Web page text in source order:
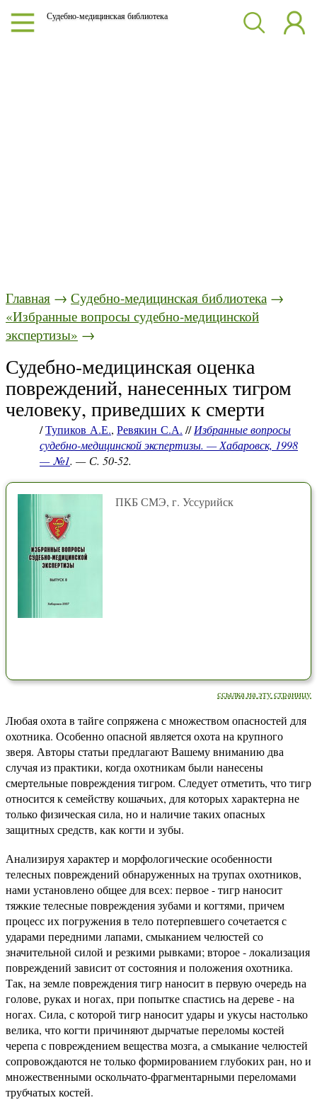
Судебно-медицинская библиотека
Главная → Судебно-медицинская библиотека →
«Избранные вопросы судебно-медицинской
экспертизы» →
Судебно-медицинская оценка
повреждений, нанесенных тигром
человеку, приведших к смерти
/Тупиков А.Е., Ревякин С.А. //Избранные вопросы
судебно-медицинской экспертизы. — Хабаровск, 1998
— №1. — С. 50-52.
ПКБ СМЭ, г. Уссурийск
ссылка на эту страницу
Любая охота в тайге сопряжена с множеством опасностей для
охотника. Особенно опасной является охота на крупного
зверя. Авторы статьи предлагают Вашему вниманию два
случая из практики, когда охотникам были нанесены
смертельные повреждения тигром. Следует отметить, что тигр
относится к семейству кошачьих, для которых характерна не
только физическая сила, но и наличие таких опасных
защитных средств, как когти и зубы.
Анализируя характер и морфологические особенности
телесных повреждений обнаруженных на трупах охотников,
нами установлено общее для всех: первое - тигр наносит
тяжкие телесные повреждения зубами и когтями, причем
процесс их погружения в тело потерпевшего сочетается с
ударами передними лапами, смыканием челюстей со
значительной силой и резкими рывками; второе - локализация
повреждений зависит от состояния и положения охотника.
Так, на земле повреждения тигр наносит в первую очередь на
голове, руках и ногах, при попытке спастись на дереве - на
ногах. Сила, с которой тигр наносит удары и укусы настолько
велика, что когти причиняют дырчатые переломы костей
черепа с повреждением вещества мозга, а смыкание челюстей
сопровождаются не только формированием глубоких ран, но и
множественными оскольчато-фрагментарными переломами
трубчатых костей.